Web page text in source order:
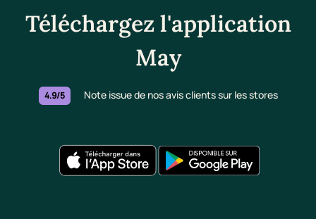
Téléchargez l'application
May
4.9/5 Note issue de nos avis clients sur les stores